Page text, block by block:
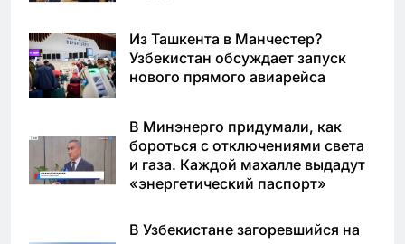
Из Ташкента в Манчестер?
Узбекистан обсуждает запуск
нового прямого авиарейса
В Минэнерго придумали, как
бороться с отключениями света
и газа. Каждой махалле выдадут
«энергетический паспорт»
В Узбекистане загоревшийся на